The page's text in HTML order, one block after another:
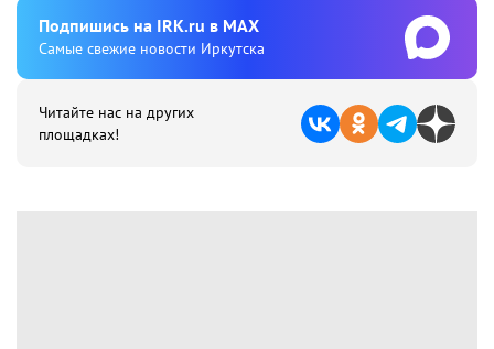
Подпишиcь на IRK.ru в MAX
Cамые свежие новости Иркутска
Читайте нас на других
площадках!